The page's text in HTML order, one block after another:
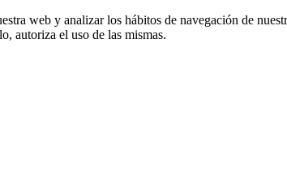
web y analizar los hábitos de navegación de
autoriza el uso de las mismas.